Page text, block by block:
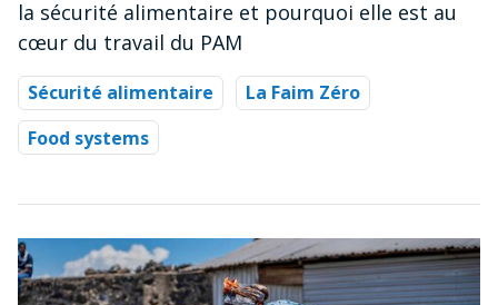
la sécurité alimentaire et pourquoi elle est au
cœur du travail du PAM
Sécurité alimentaire
La Faim Zéro
Food systems